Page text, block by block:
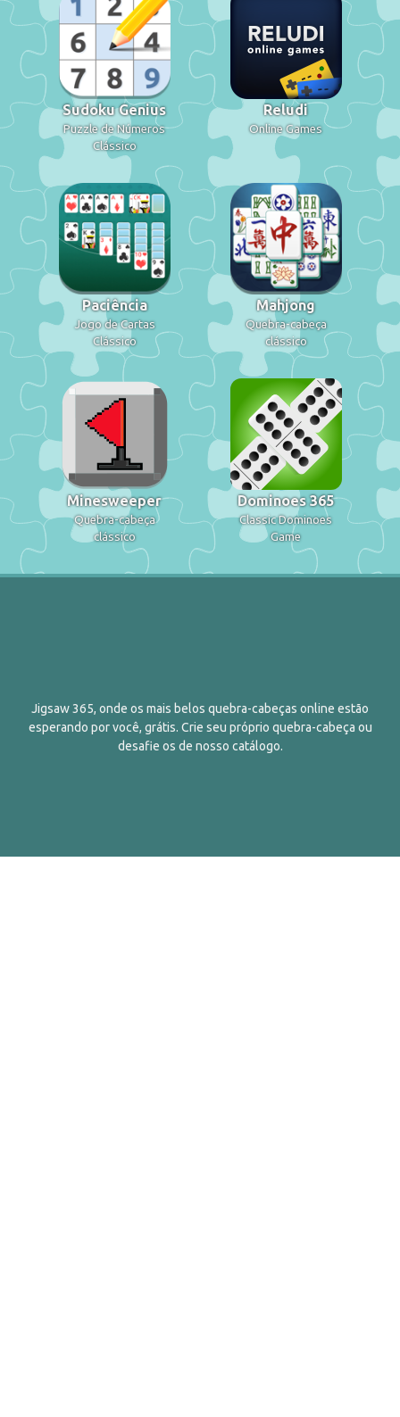
Sudoku Genius
Puzzle de Números
Clássico
Reludi
Online Games
Paciência
Jogo de Cartas
Clássico
Mahjong
Quebra-cabeça
clássico
Minesweeper
Quebra-cabeça
clássico
Dominoes 365
Classic Dominoes
Game
Jigsaw 365, onde os mais belos quebra-cabeças online estão
esperando por você, grátis. Crie seu próprio quebra-cabeça ou
desafie os de nosso catálogo.